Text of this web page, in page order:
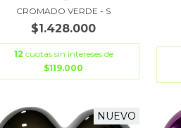
CROMADO VERDE - S
$1.428.000
12 cuotas sin intereses de
$119.000
NUEVO